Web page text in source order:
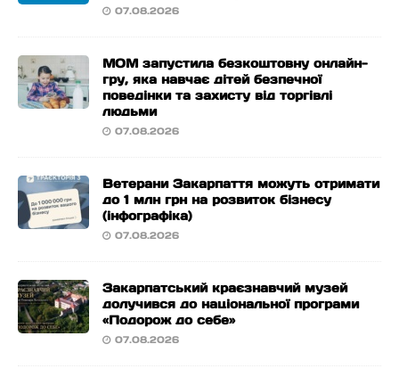
07.08.2026
МОМ запустила безкоштовну онлайн-
гру, яка навчає дітей безпечної
поведінки та захисту від торгівлі
людьми
07.08.2026
Ветерани Закарпаття можуть отримати
до 1 млн грн на розвиток бізнесу
(інфографіка)
07.08.2026
Закарпатський краєзнавчий музей
долучився до національної програми
«Подорож до себе»
07.08.2026